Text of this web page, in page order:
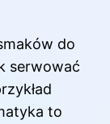
do
serwować
to